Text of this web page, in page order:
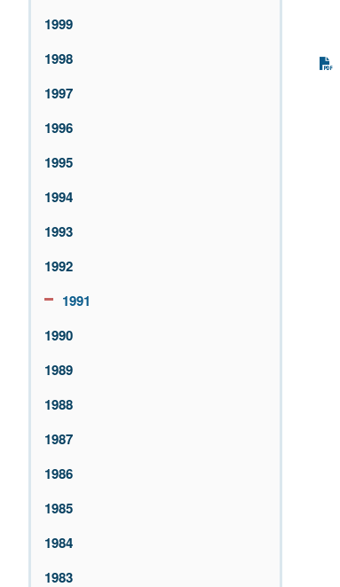
1999
1998
1997
1996
1995
1994
1993
1992
1991
1990
1989
1988
1987
1986
1985
1984
1983